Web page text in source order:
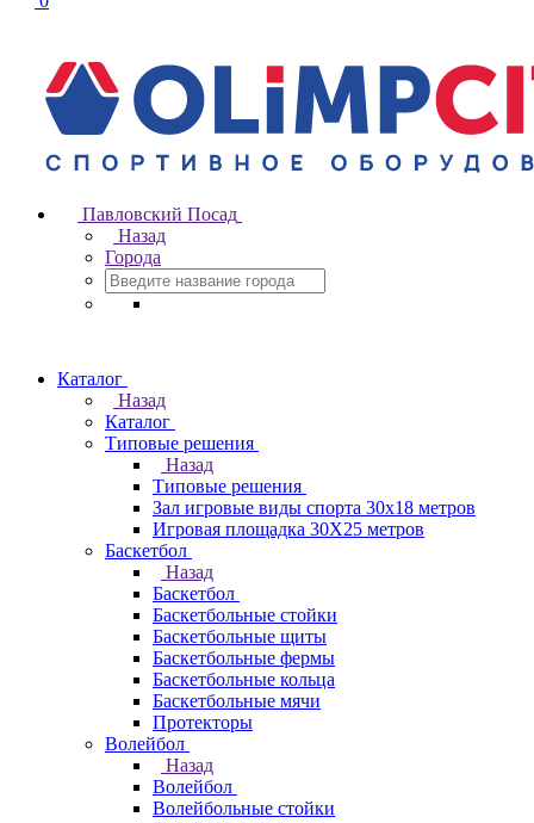
Павловский Посад
Назад
Города
Каталог
Назад
Каталог
Типовые решения
Назад
Типовые решения
Зал игровые виды спорта 30x18 метров
Игровая площадка 30Х25 метров
Баскетбол
Назад
Баскетбол
Баскетбольные стойки
Баскетбольные щиты
Баскетбольные фермы
Баскетбольные кольца
Баскетбольные мячи
Протекторы
Волейбол
Назад
Волейбол
Волейбольные стойки